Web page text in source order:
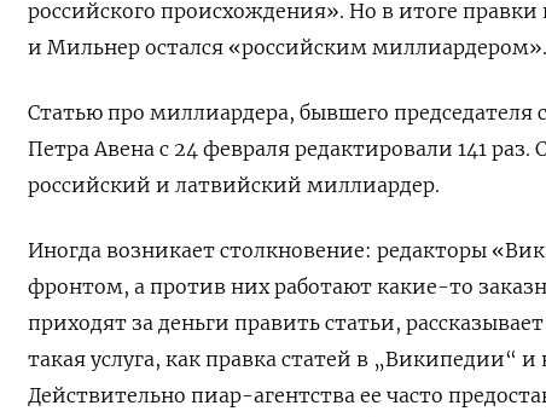
российского происхождения». Но в итоге
и Мильнер остался «российским миллиардером».
Статью про миллиардера, бывшего председателя
Петра Авена с 24 февраля редактировали 141
российский и латвийский миллиардер.
Иногда возникает столкновение: редакторы
фронтом, а против них работают какие-то
приходят за деньги править статьи,
такая услуга, как правка статей в „Википедии“ и
Действительно пиар-агентства ее часто